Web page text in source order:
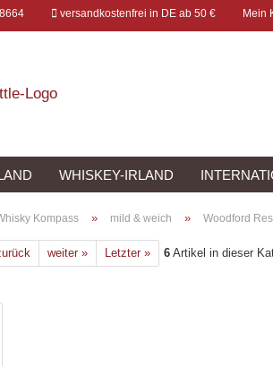
versandkostenfrei in DE ab 50 € Mein
Konto erstellen
WHISKEY-IRLAND
Kompass » mild & weich » Woodford
weiter » Letzter » 6 Artikel in dieser